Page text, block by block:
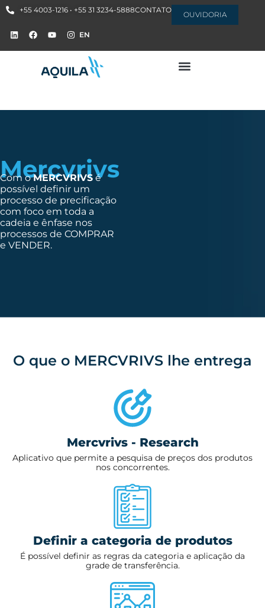
+55 4003-1216 • +55 31 3234-5888CONTATO
OUVIDORIA
EN
Mercvrivs
Com oMERCVRIVS é
possível definir um
processo de precificação
com foco em toda a
cadeia e ênfase nos
processos de COMPRAR
e VENDER.
O que o MERCVRIVS lhe entrega
Mercvrivs - Research
Aplicativo que permite a pesquisa de preços dos produtos
nos concorrentes.
Definir a categoria de produtos
É possível definir as regras da categoria e aplicação da
grade de transferência.